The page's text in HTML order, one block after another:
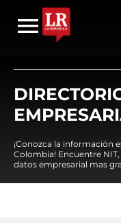
¡Conozca la información
Colombia! Encuentre
datos empresarial mas